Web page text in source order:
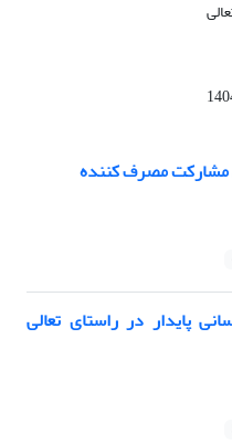
مشارکت مصرف کننده
پایدار در راستای تعالی